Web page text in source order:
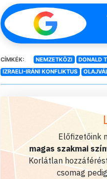
CÍMKÉK: NEMZETKÖZI DONALD
IZRAELI-IRÁNI KONFLIKTUS
Előfizetőink
magas szakmai
Korlátlan
csomag